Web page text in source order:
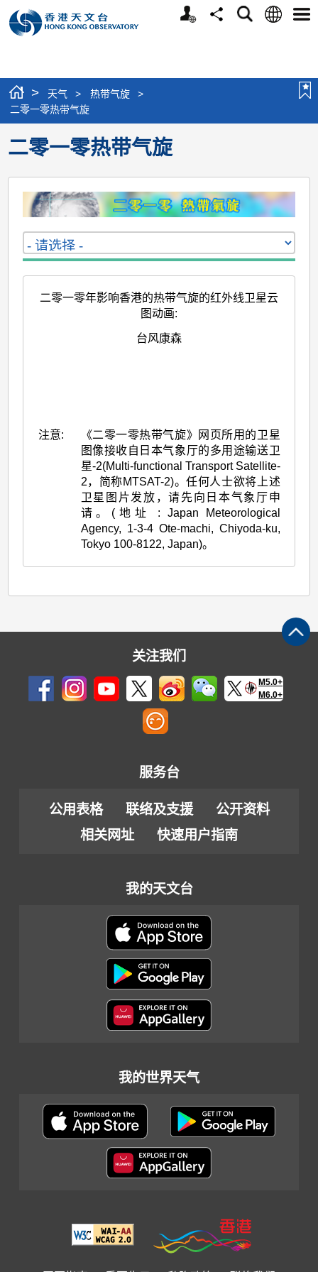
个
分
搜
语
选
> 天气 > 热带气旋
>
二零一零热带气旋
二零一零热带气旋
二零一零年影响香港的热带气旋的红外线卫星云
图动画:
台风康森
注意:
《二零一零热带气旋》网页所用的卫星
图像接收自日本气象厅的多用途输送卫
星-2(Multi-functional Transport Satellite-
2，简称MTSAT-2)。任何人士欲将上述
卫星图片发放，请先向日本气象厅申
请。(地址 : Japan Meteorological
Agency, 1-3-4 Ote-machi, Chiyoda-ku,
Tokyo 100-8122, Japan)。
关注我们
M5.0+
M6.0+
服务台
公用表格 联络及支援
公开资料
相关网址
快速用户指南
我的天文台
我的世界天气